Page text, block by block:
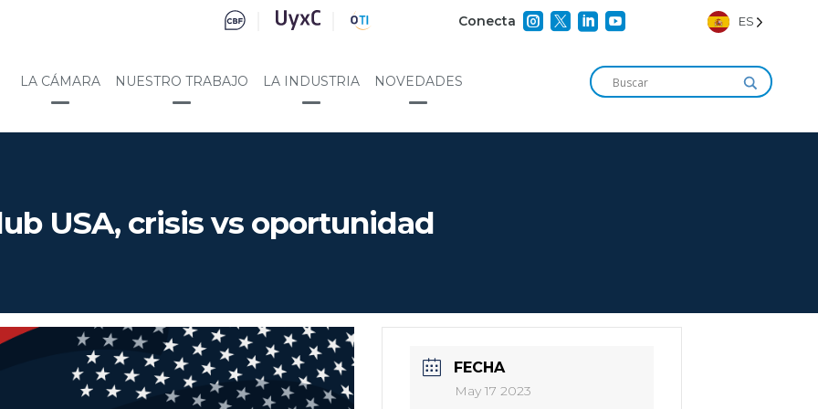
Conecta     ES
LA CÁMARA NUESTRO TRABAJO LA INDUSTRIA NOVEDADES
USA, crisis vs oportunidad
FECHA
May 17 2023